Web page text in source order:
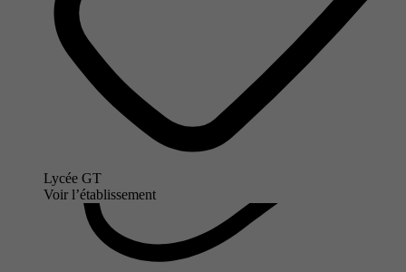
Lycée GT
Voir l’établissement